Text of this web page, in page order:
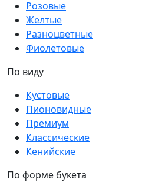
Розовые
Желтые
Разноцветные
Фиолетовые
По виду
Кустовые
Пионовидные
Премиум
Классические
Кенийские
По форме букета